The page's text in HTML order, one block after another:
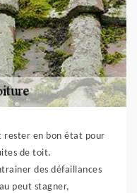
rester en bon état pour
de toit.
des défaillances
peut stagner,